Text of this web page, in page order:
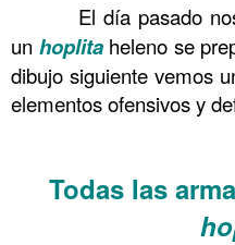
El día pasado
un hoplita heleno se
dibujo siguiente vemos
elementos ofensivos y
Todas las